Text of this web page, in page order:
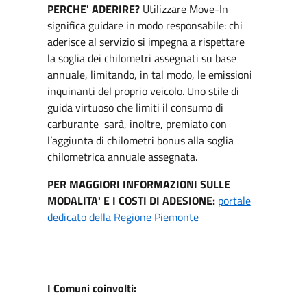
PERCHE' ADERIRE? Utilizzare Move-In
significa guidare in modo responsabile: chi
aderisce al servizio si impegna a rispettare
la soglia dei chilometri assegnati su base
annuale, limitando, in tal modo, le emissioni
inquinanti del proprio veicolo. Uno stile di
guida virtuoso che limiti il consumo di
carburante sarà, inoltre, premiato con
l’aggiunta di chilometri bonus alla soglia
chilometrica annuale assegnata.
PER MAGGIORI INFORMAZIONI SULLE
MODALITA' E I COSTI DI ADESIONE: portale
dedicato della Regione Piemonte
I Comuni coinvolti: